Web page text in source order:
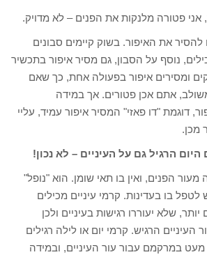
פטורה מלנקות את הפנים – לא מדויק.
להסיר את האיפור. בשוק קיימים סבונים
"2 ב-1", המכילים, נוסף על הסבון, גם מסיר איפור בתכשיר
ומסירים איפור בפעולה אחת, כך שאם
אתם אכן פטורים. אך במידה
דוגמת "דו פאזי" המסיר איפור עמיד, עליי
מכן.
הרגיל גם על העיניים – לא נכון!
הפנים, ואין בו תאי שומן. הוא "נופל"
בו בעדינות. קרמי עיניים מכילים
יותר, שלא יעוררו רגישות בעיניים ולכן
העיניים הרגיש. קרמי יום או לילה רגילים
מעט במרקמם עבור עור העיניים, ובמידה